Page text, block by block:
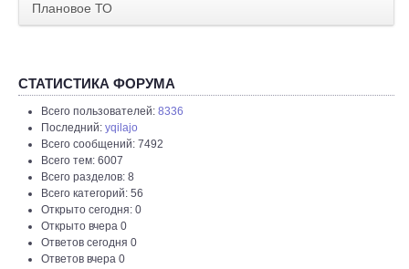
Плановое ТО
СТАТИСТИКА ФОРУМА
Всего пользователей: 8336
Последний: yqilajo
Всего сообщений: 7492
Всего тем: 6007
Всего разделов: 8
Всего категорий: 56
Открыто сегодня: 0
Открыто вчера 0
Ответов сегодня 0
Ответов вчера 0